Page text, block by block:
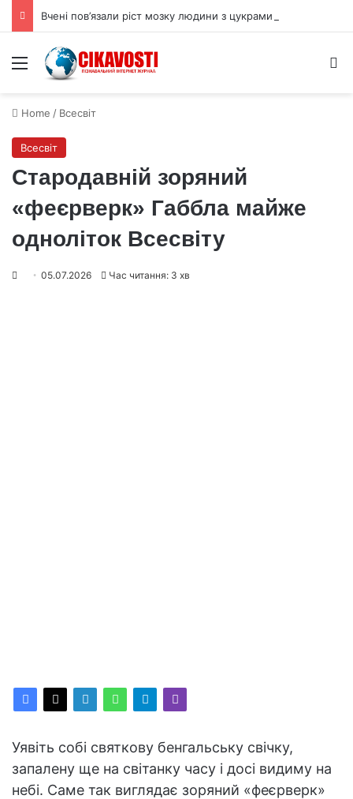
Вчені пов’язали ріст мозку людини з цукрами в раціоні
Menu
Home / Всесвіт
Всесвіт
Стародавній зоряний
«феєрверк» Габбла майже
одноліток Всесвіту
05.07.2026 Час читання: 3 хв
Уявіть собі святкову бенгальську свічку,
запалену ще на світанку часу і досі видиму на
небі. Саме так виглядає зоряний «феєрверк»